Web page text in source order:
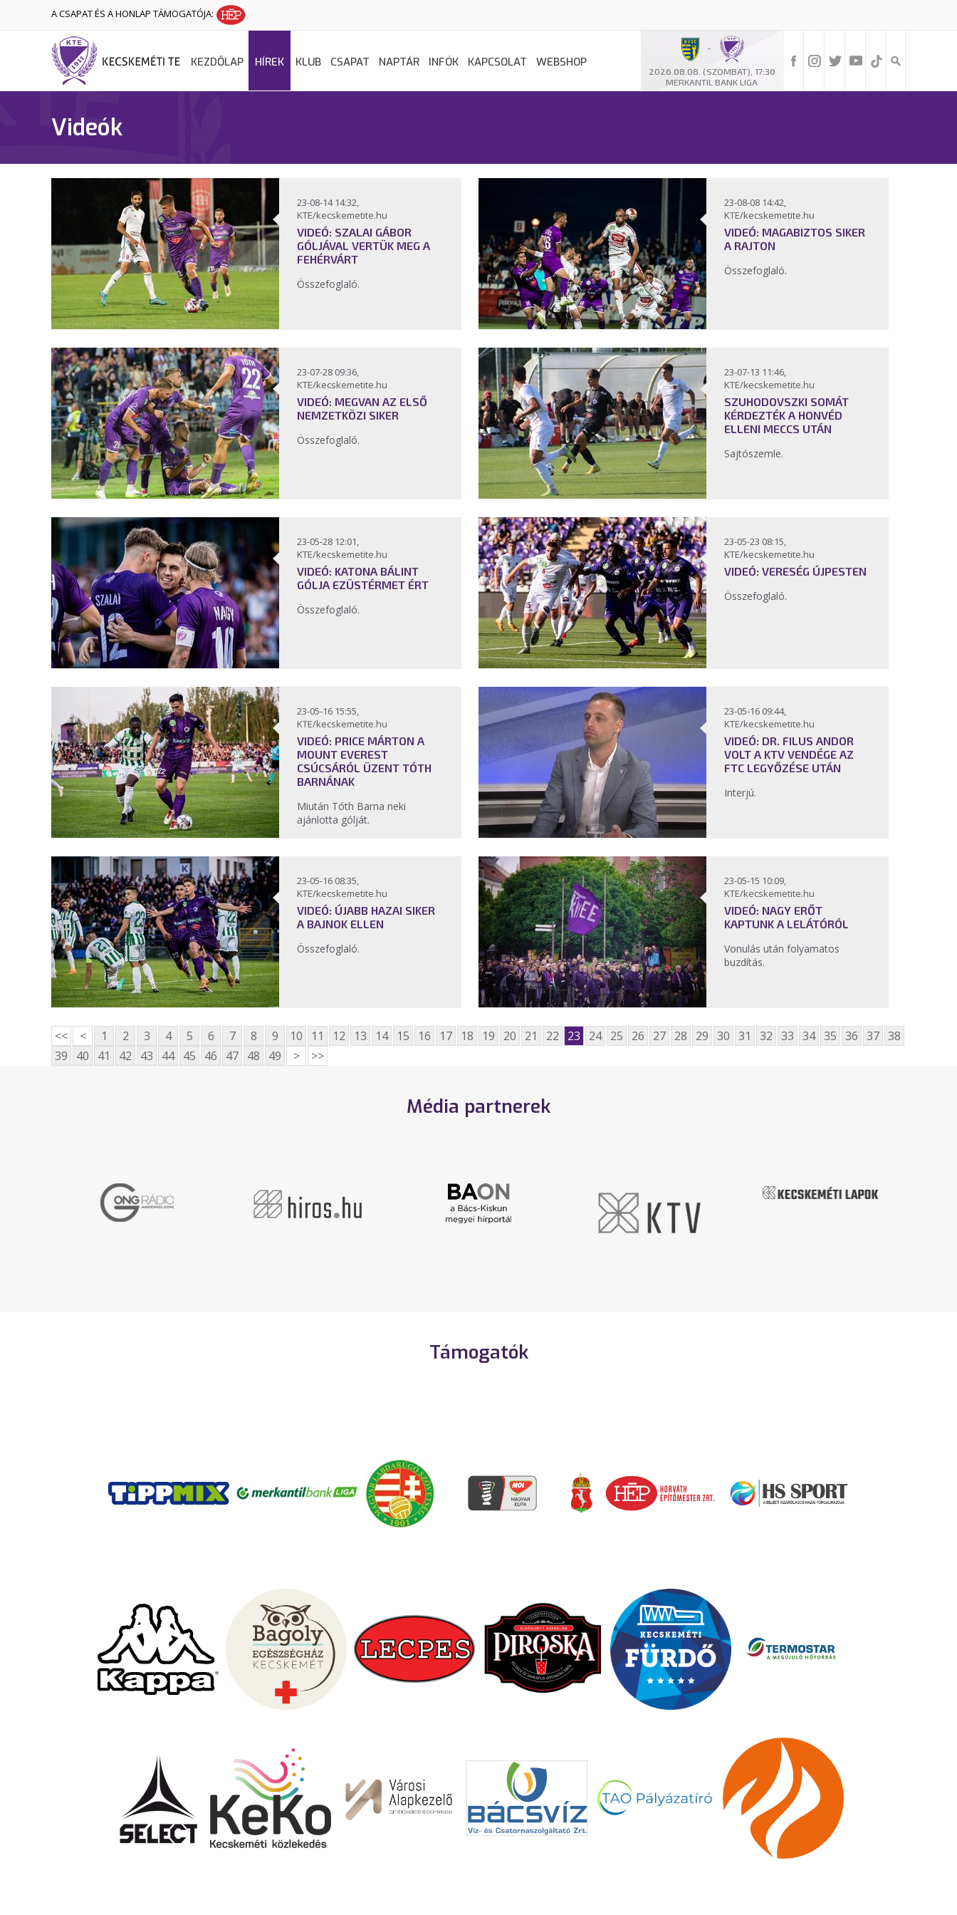
A CSAPAT ÉS A HONLAP TÁMOGATÓJA:
-
2026.08.08. (SZOMBAT), 17:30
MERKANTIL BANK LIGA
KEZDŐLAP HÍREK KLUB CSAPAT NAPTÁR INFÓK KAPCSOLAT WEBSHOP
Videók
23-08-14 14:32,
KTE/kecskemetite.hu
VIDEÓ: SZALAI GÁBOR
GÓLJÁVAL VERTÜK MEG A
FEHÉRVÁRT
Összefoglaló.
23-08-08 14:42,
KTE/kecskemetite.hu
VIDEÓ: MAGABIZTOS SIKER
A RAJTON
Összefoglaló.
23-07-28 09:36,
KTE/kecskemetite.hu
VIDEÓ: MEGVAN AZ ELSŐ
NEMZETKÖZI SIKER
Összefoglaló.
23-07-13 11:46,
KTE/kecskemetite.hu
SZUHODOVSZKI SOMÁT
KÉRDEZTÉK A HONVÉD
ELLENI MECCS UTÁN
Sajtószemle.
23-05-28 12:01,
KTE/kecskemetite.hu
VIDEÓ: KATONA BÁLINT
GÓLJA EZÜSTÉRMET ÉRT
Összefoglaló.
23-05-23 08:15,
KTE/kecskemetite.hu
VIDEÓ: VERESÉG ÚJPESTEN
Összefoglaló.
23-05-16 15:55,
KTE/kecskemetite.hu
VIDEÓ: PRICE MÁRTON A
MOUNT EVEREST
CSÚCSÁRÓL ÜZENT TÓTH
BARNÁNAK
Miután Tóth Barna neki
ajánlotta gólját.
23-05-16 09:44,
KTE/kecskemetite.hu
VIDEÓ: DR. FILUS ANDOR
VOLT A KTV VENDÉGE AZ
FTC LEGYŐZÉSE UTÁN
Interjú.
23-05-16 08:35,
KTE/kecskemetite.hu
VIDEÓ: ÚJABB HAZAI SIKER
A BAJNOK ELLEN
Összefoglaló.
23-05-15 10:09,
KTE/kecskemetite.hu
VIDEÓ: NAGY ERŐT
KAPTUNK A LELÁTÓRÓL
Vonulás után folyamatos
buzdítás.
<< < 1 2 3 4 5 6 7 8 9 10 11 12 13 14 15 16 17 18 19 20 21 22 23 24 25 26 27 28 29 30 31 32 33 34 35 36 37 38
39
40 41 42 43 44 45 46 47 48 49 > >>
Média partnerek
Támogatók